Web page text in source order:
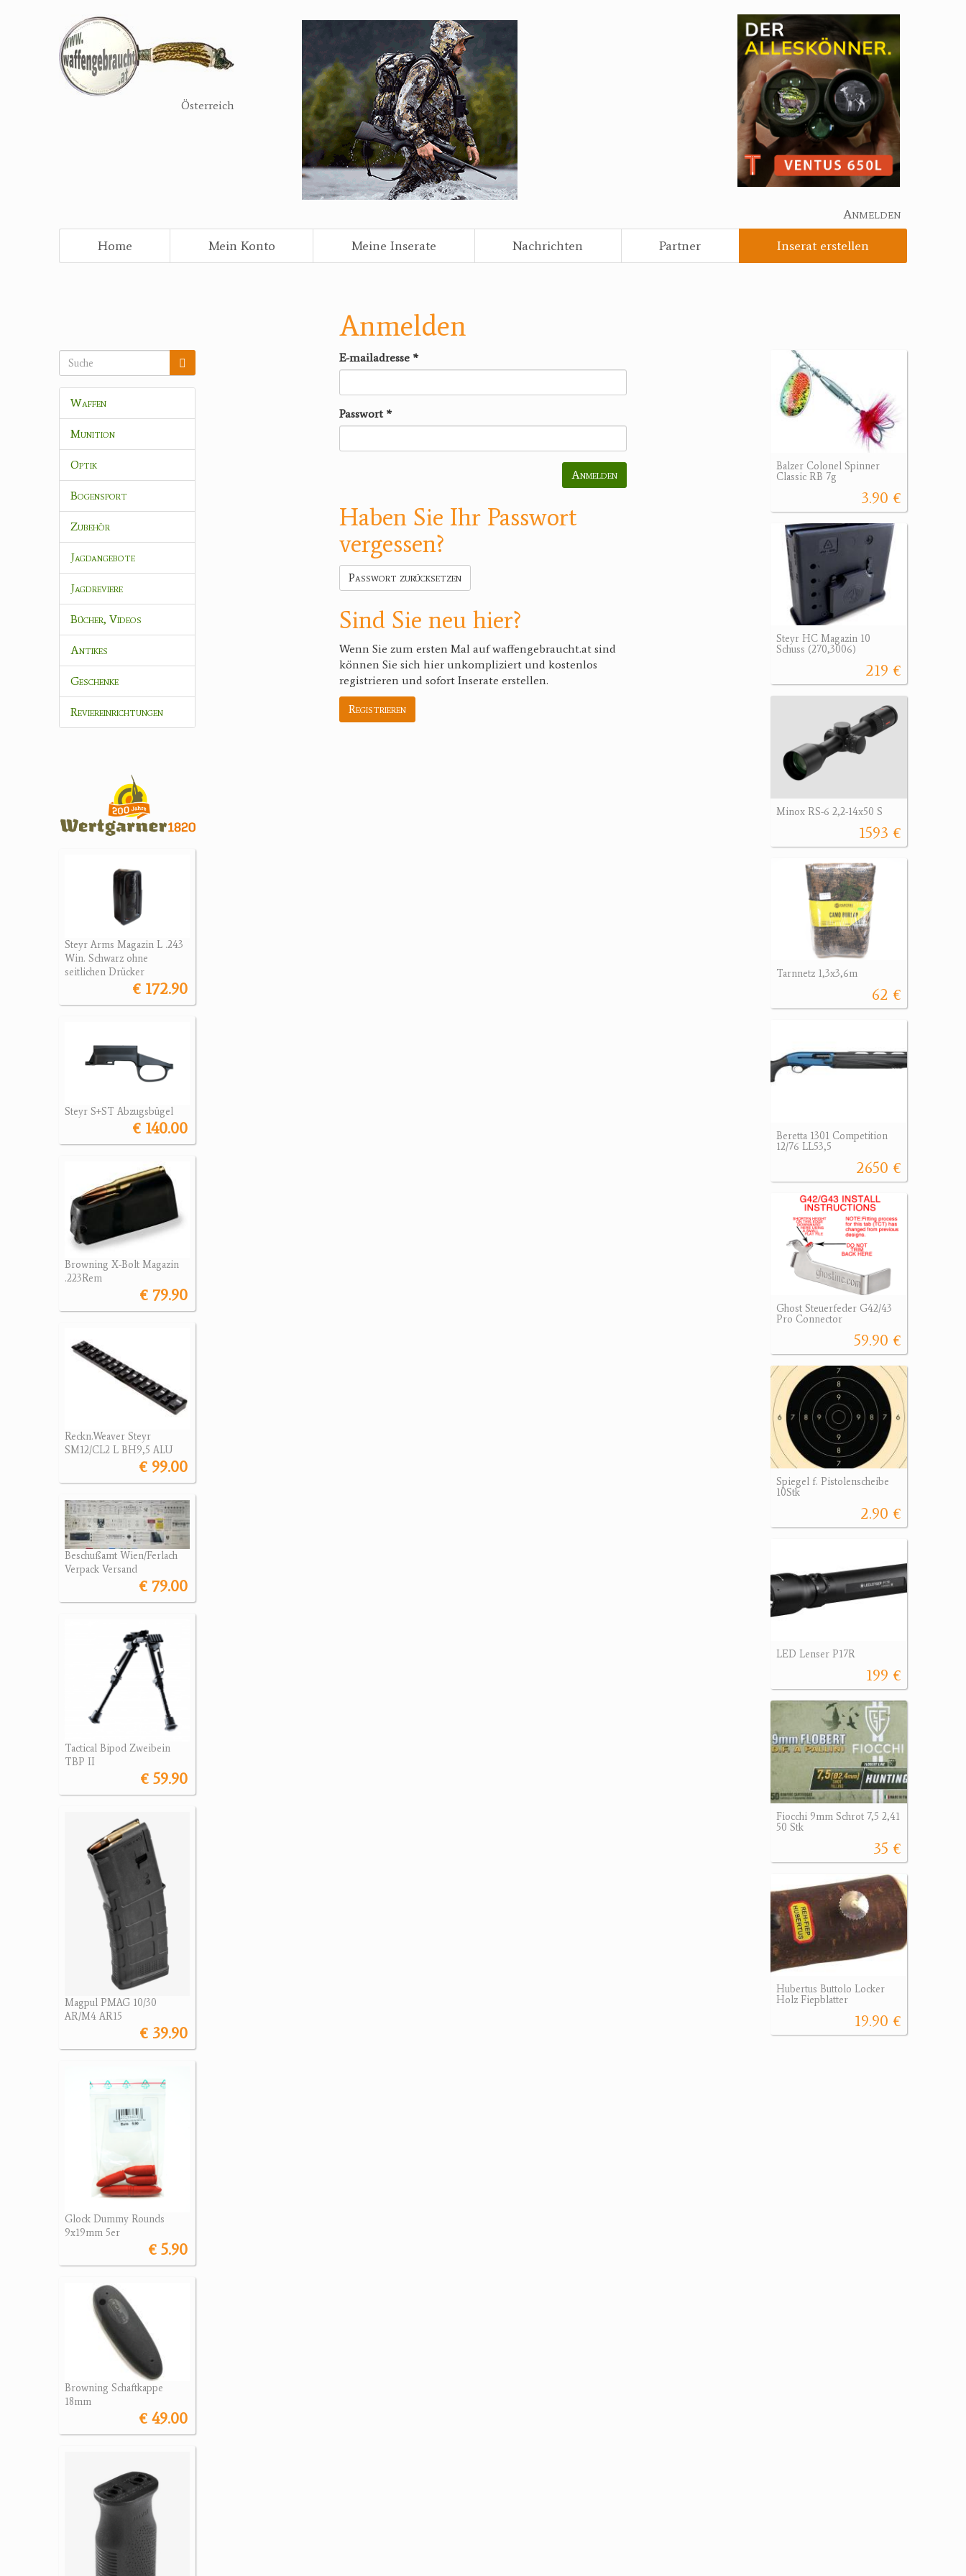
Österreich
Anmelden
Home
Mein Konto Meine Inserate Nachrichten Partner Inserat erstellen
Waffen
Munition
Optik
Bogensport
Zubehör
Jagdangebote
Jagdreviere
Bücher, Videos
Antikes
Geschenke
Reviereinrichtungen
Steyr Arms Magazin L .243
Win. Schwarz ohne
seitlichen Drücker
€ 172.90
Steyr S+ST Abzugsbügel
€ 140.00
Browning X-Bolt Magazin
.223Rem
€ 79.90
Reckn.Weaver Steyr
SM12/CL2 L BH9,5 ALU
€ 99.00
Beschußamt Wien/Ferlach
Verpack Versand
€ 79.00
Tactical Bipod Zweibein
TBP II
€ 59.90
Magpul PMAG 10/30
AR/M4 AR15
€ 39.90
Glock Dummy Rounds
9x19mm 5er
€ 5.90
Browning Schaftkappe
18mm
€ 49.00
Anmelden
E-mailadresse *
Passwort *
Anmelden
Haben Sie Ihr Passwort
vergessen?
Passwort zurücksetzen
Sind Sie neu hier?
Wenn Sie zum ersten Mal auf waffengebraucht.at sind
können Sie sich hier unkompliziert und kostenlos
registrieren und sofort Inserate erstellen.
Registrieren
Balzer Colonel Spinner
Classic RB 7g
3.90 €
Steyr HC Magazin 10
Schuss (270,3006)
219 €
Minox RS-6 2,2-14x50 S
1593 €
Tarnnetz 1,3x3,6m
62 €
Beretta 1301 Competition
12/76 LL53,5
2650 €
Ghost Steuerfeder G42/43
Pro Connector
59.90 €
Spiegel f. Pistolenscheibe
10Stk
2.90 €
LED Lenser P17R
199 €
Fiocchi 9mm Schrot 7,5 2,41
50 Stk
35 €
Hubertus Buttolo Locker
Holz Fiepblatter
19.90 €